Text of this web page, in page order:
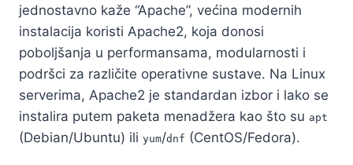
jednostavno kaže “Apache”, većina modernih
instalacija koristi Apache2, koja donosi
poboljšanja u performansama, modularnosti i
podršci za različite operativne sustave. Na Linux
serverima, Apache2 je standardan izbor i lako se
instalira putem paketa menadžera kao što su apt
(Debian/Ubuntu) ili yum/dnf (CentOS/Fedora).